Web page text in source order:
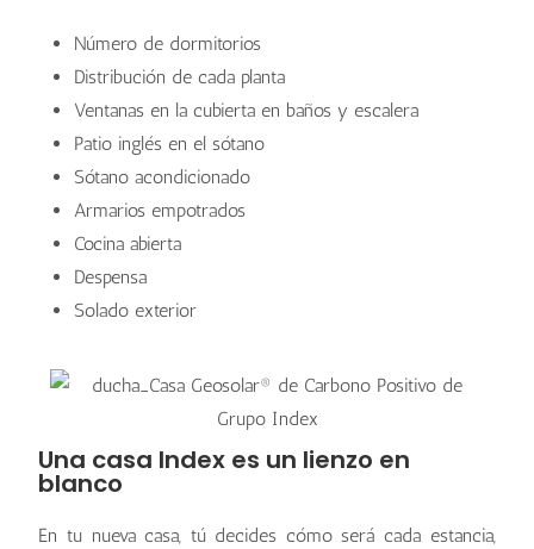
Número de dormitorios
Distribución de cada planta
Ventanas en la cubierta en baños y escalera
Patio inglés en el sótano
Sótano acondicionado
Armarios empotrados
Cocina abierta
Despensa
Solado exterior
Una casa Index es un lienzo en
blanco
En tu nueva casa, tú decides cómo será cada estancia,